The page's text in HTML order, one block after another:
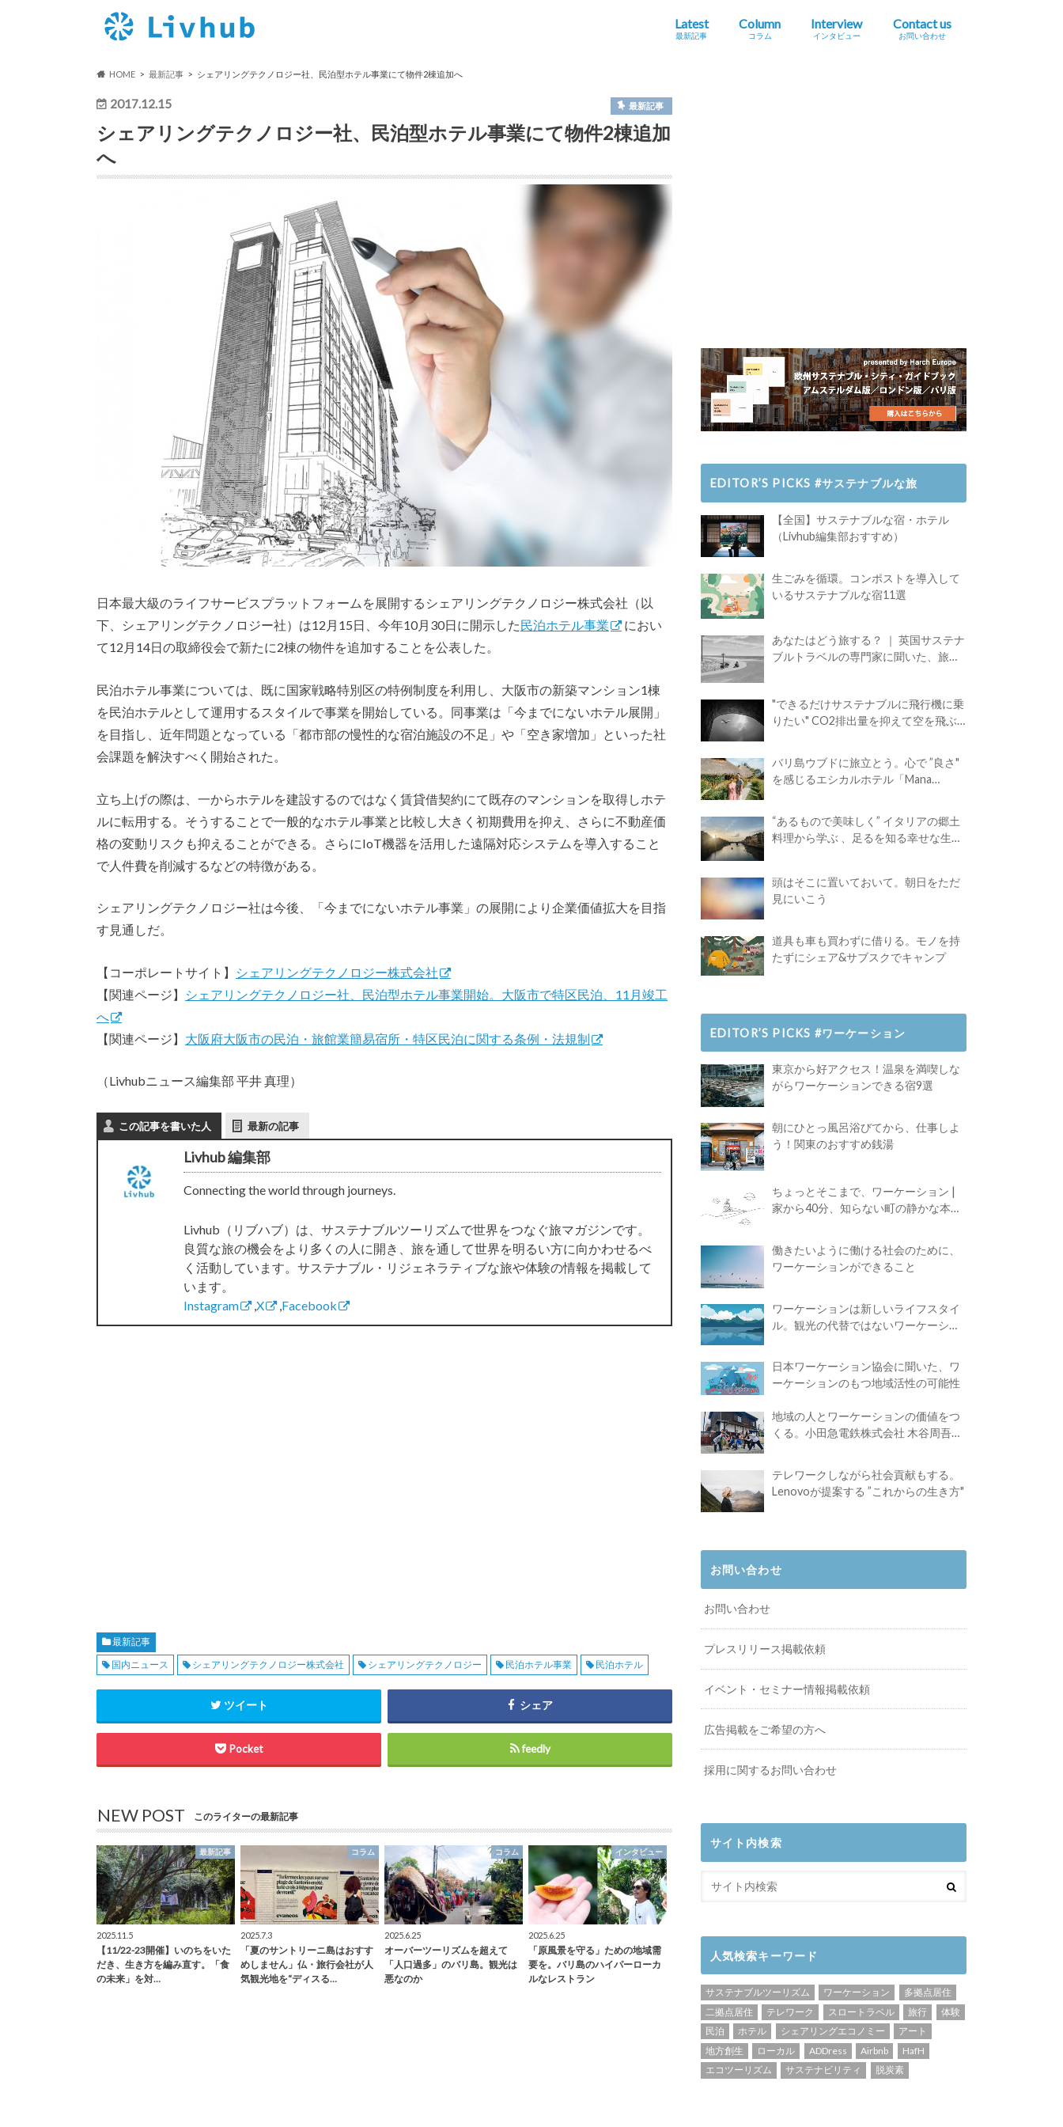
Latest
最新記事
Column
コラム
Interview
インタビュー
Contact us
お問い合わせ
HOME 最新記事 シェアリングテクノロジー社、民泊型ホテル事業にて物件2棟追加へ
2017.12.15 最新記事
シェアリングテクノロジー社、民泊型ホテル事業にて物件2棟追加
へ
日本最大級のライフサービスプラットフォームを展開するシェアリングテクノロジー株式会社（以
下、シェアリングテクノロジー社）は12月15日、今年10月30日に開示した民泊ホテル事業
におい
て12月14日の取締役会で新たに2棟の物件を追加することを公表した。
民泊ホテル事業については、既に国家戦略特別区の特例制度を利用し、大阪市の新築マンション1棟
を民泊ホテルとして運用するスタイルで事業を開始している。同事業は「今までにないホテル展開」
を目指し、近年問題となっている「都市部の慢性的な宿泊施設の不足」や「空き家増加」といった社
会課題を解決すべく開始された。
立ち上げの際は、一からホテルを建設するのではなく賃貸借契約にて既存のマンションを取得しホテ
ルに転用する。そうすることで一般的なホテル事業と比較し大きく初期費用を抑え、さらに不動産価
格の変動リスクも抑えることができる。さらにIoT機器を活用した遠隔対応システムを導入すること
で人件費を削減するなどの特徴がある。
シェアリングテクノロジー社は今後、「今までにないホテル事業」の展開により企業価値拡大を目指
す見通しだ。
【コーポレートサイト】
シェアリングテクノロジー株式会社
【関連ページ】
シェアリングテクノロジー社、民泊型ホテル事業開始。大阪市で特区民泊、11月竣工
へ
【関連ページ】 大阪府大阪市の民泊・旅館業簡易宿所・特区民泊に関する条例・法規制
（Livhubニュース編集部 平井 真理）
この記事を書いた人 最新の記事
Livhub 編集部
Connecting the world through journeys.
Livhub（リブハブ）は、サステナブルツーリズムで世界をつなぐ旅マガジンです。
良質な旅の機会をより多くの人に開き、旅を通して世界を明るい方に向かわせるべ
く活動しています。サステナブル・リジェネラティブな旅や体験の情報を掲載して
います。
Instagram
X Facebook
最新記事
国内ニュース
シェアリングテクノロジー株式会社 シェアリングテクノロジー 民泊ホテル事業 民泊ホテル
ツイート シェア
Pocket feedly
NEW POST このライターの最新記事
最新記事
2025.11.5
【11/22-23開催】いのちをいた
だき、生き方を編み直す。「食
の未来」を対…
コラム
2025.7.3
「夏のサントリーニ島はおすす
めしません」仏・旅行会社が人
気観光地を“ディスる…
コラム
2025.6.25
オーバーツーリズムを超えて
「人口過多」のバリ島。観光は
悪なのか
インタビュー
2025.6.25
「原風景を守る」ための地域需
要を。バリ島のハイパーローカ
ルなレストラン
EDITOR’S PICKS #サステナブルな旅
【全国】サステナブルな宿・ホテル
（Livhub編集部おすすめ）
生ごみを循環。コンポストを導入して
いるサステナブルな宿11選
あなたはどう旅する？ ｜ 英国サステナ
ブルトラベルの専門家に聞いた、旅の
"できるだけサステナブルに飛行機に乗
りたい" CO2排出量を抑えて空を飛ぶ
バリ島ウブドに旅立とう。心で ”良さ"
を感じるエシカルホテル「Mana
“あるもので美味しく” イタリアの郷土
料理から学ぶ 、足るを知る幸せな生き
頭はそこに置いておいて。朝日をただ
見にいこう
道具も車も買わずに借りる。モノを持
たずにシェア&サブスクでキャンプ
EDITOR’S PICKS #ワーケーション
東京から好アクセス！温泉を満喫しな
がらワーケーションできる宿9選
朝にひとっ風呂浴びてから、仕事しよ
う！関東のおすすめ銭湯
ちょっとそこまで、ワーケーション |
家から40分、知らない町の静かな本屋
働きたいように働ける社会のために、
ワーケーションができること
ワーケーションは新しいライフスタイ
ル。観光の代替ではないワーケーショ
日本ワーケーション協会に聞いた、ワ
ーケーションのもつ地域活性の可能性
地域の人とワーケーションの価値をつ
くる。小田急電鉄株式会社 木谷周吾さ
テレワークしながら社会貢献もする。
Lenovoが提案する ”これからの生き方"
お問い合わせ
お問い合わせ
プレスリリース掲載依頼
イベント・セミナー情報掲載依頼
広告掲載をご希望の方へ
採用に関するお問い合わせ
サイト内検索
人気検索キーワード
サステナブルツーリズム ワーケーション
多拠点居住
二拠点居住
テレワーク スロートラベル 旅行
体験
民泊
ホテル シェアリングエコノミー
アート
地方創生
ローカル ADDress Airbnb
HafH
エコツーリズム
サステナビリティ 脱炭素